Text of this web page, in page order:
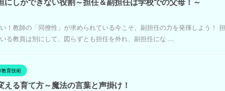
しかできない役割～担任＆副担任は学校での父母！～
！教師の「同僚性」が求められている今こそ、副担任の力を発揮しよう！ 担
る教員は別にして、図らずとも担任を外れ、副担任にな ...
育技術
える育て方～魔法の言葉と声掛け！